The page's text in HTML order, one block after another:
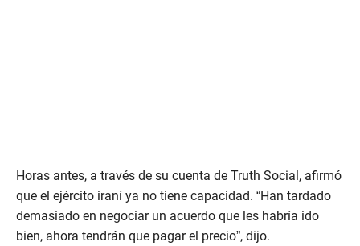
Horas antes, a través de su cuenta de Truth Social, afirmó
que el ejército iraní ya no tiene capacidad. “Han tardado
demasiado en negociar un acuerdo que les habría ido
bien, ahora tendrán que pagar el precio”, dijo.